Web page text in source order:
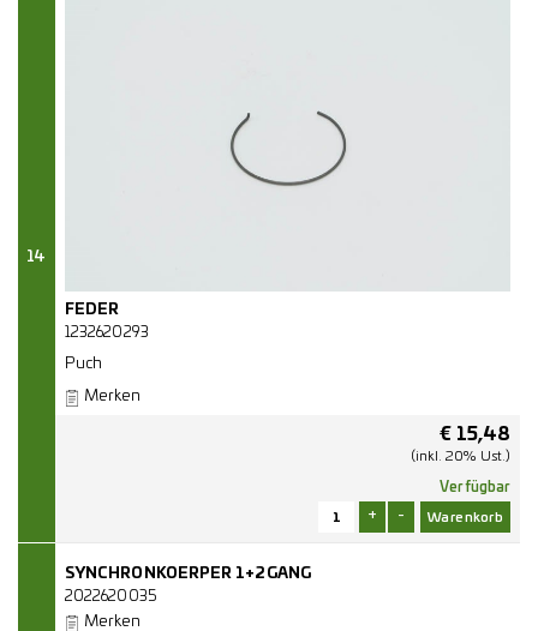
14
FEDER
1232620293
Puch
Merken
€ 15,48
(inkl. 20% Ust.)
Verfügbar
+ -
SYNCHRONKOERPER 1+2GANG
2022620035
Merken